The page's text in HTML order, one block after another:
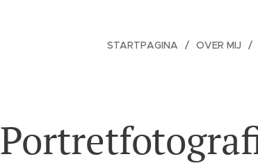
STARTPAGINA OVER MIJ